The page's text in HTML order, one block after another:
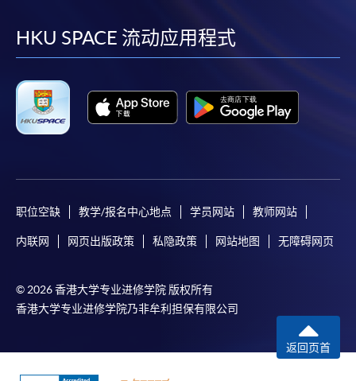
facebook
youtube
linkedin
HKU SPACE 流动应用程式
职位空缺 教学/报名中心地点 学员网站 教师网站
内联网 网页出版政策 私隐政策 网站地图 无障碍网页
© 2026 香港大学专业进修学院 版权所有
香港大学专业进修学院乃非牟利担保有限公司
返回页首